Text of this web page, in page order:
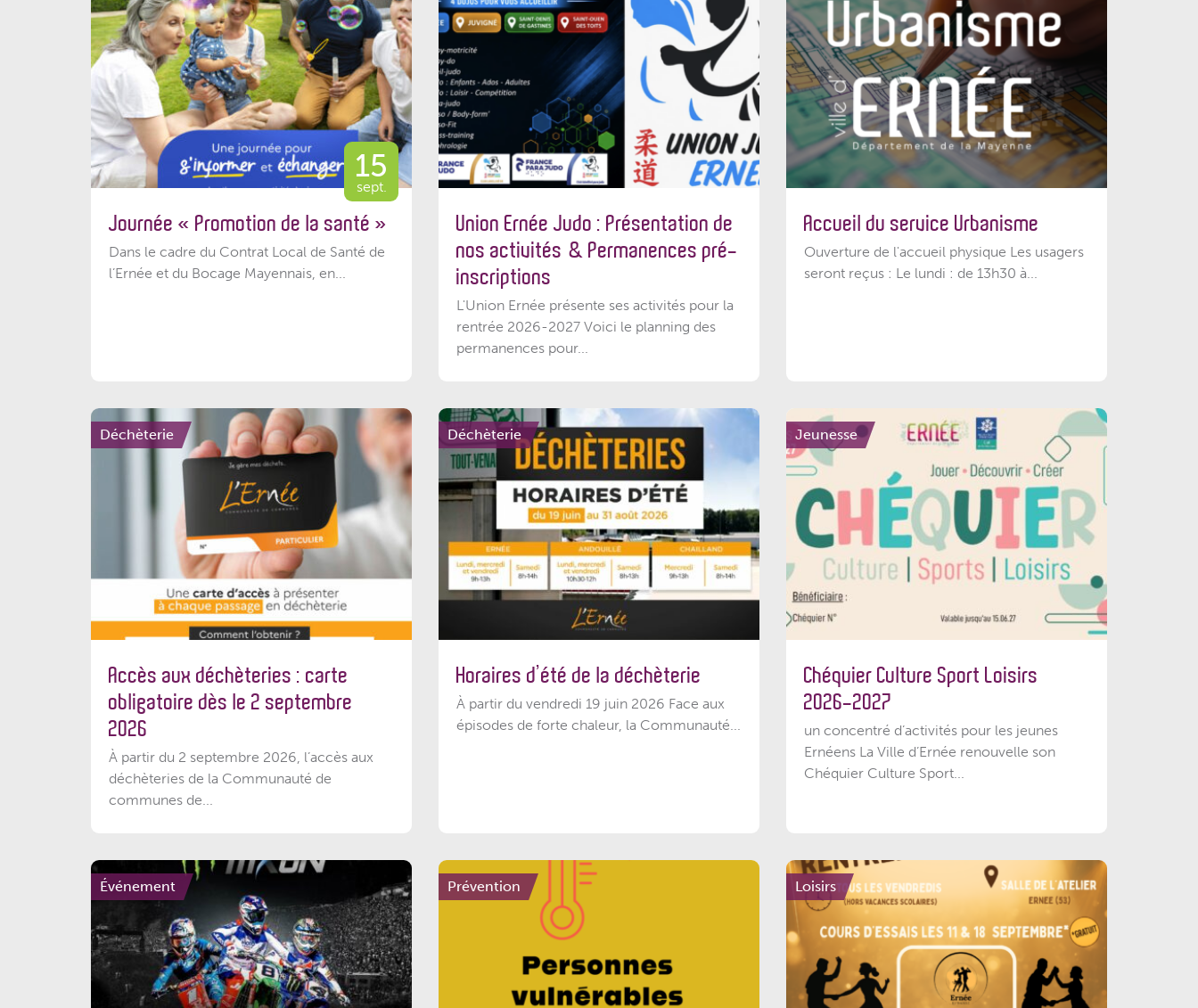
15
sept.
Journée « Promotion de la santé »
Dans le cadre du Contrat Local de Santé de
l’Ernée et du Bocage Mayennais, en...
Union Ernée Judo : Présentation de
nos activités & Permanences pré-
inscriptions
L'Union Ernée présente ses activités pour la
rentrée 2026-2027 Voici le planning des
permanences pour...
Accueil du service Urbanisme
Ouverture de l'accueil physique Les usagers
seront reçus : Le lundi : de 13h30 à...
Déchèterie
Accès aux déchèteries : carte
obligatoire dès le 2 septembre
2026
À partir du 2 septembre 2026, l’accès aux
déchèteries de la Communauté de
communes de...
Déchèterie
Horaires d’été de la déchèterie
À partir du vendredi 19 juin 2026 Face aux
épisodes de forte chaleur, la Communauté...
Jeunesse
Chéquier Culture Sport Loisirs
2026-2027
un concentré d’activités pour les jeunes
Ernéens La Ville d’Ernée renouvelle son
Chéquier Culture Sport...
Événement Prévention Loisirs